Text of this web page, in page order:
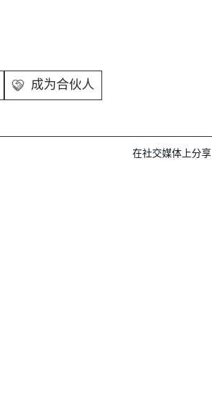
成为合伙人
在社交媒体上分享